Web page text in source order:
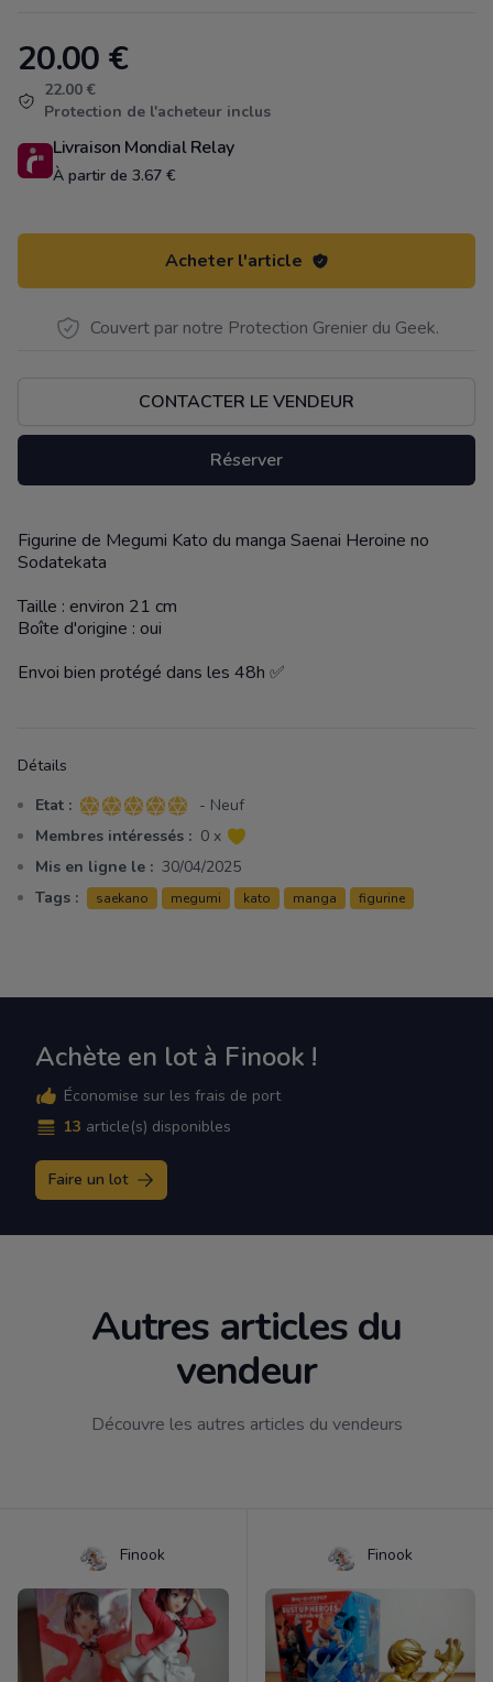
Product information
20.00 €
22.00 €
Protection de l'acheteur inclus
Livraison Mondial Relay
À partir de 3.67 €
Acheter l'article
Couvert par notre Protection Grenier du Geek.
CONTACTER LE VENDEUR
Réserver
Description
Figurine de Megumi Kato du manga Saenai Heroine no
Sodatekata
Taille : environ 21 cm
Boîte d'origine : oui
Envoi bien protégé dans les 48h ✅
Détails
Etat : 5 sur 5 étoiles
- Neuf
Membres intéressés : 0 x
Mis en ligne le : 30/04/2025
Tags :
saekano megumi kato manga figurine
Achète en lot à Finook !
Économise sur les frais de port
13 article(s) disponibles
Faire un lot
Autres articles du
vendeur
Découvre les autres articles du vendeurs
Finook Finook